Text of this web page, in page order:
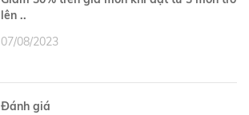
lên ..
07/08/2023
Đánh giá